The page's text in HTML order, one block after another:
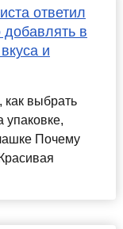
ответил
в
и
выбрать
упаковке,
Почему